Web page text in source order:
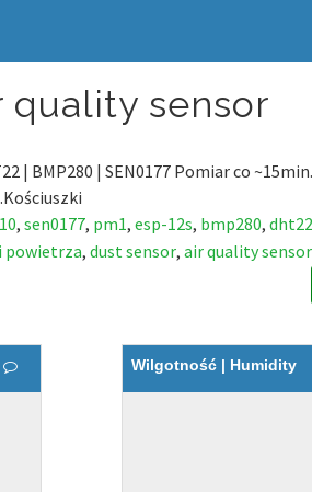
quality sensor
| BMP280 | SEN0177 Pomiar co
, sen0177, pm1, esp-12s, bmp280, dht22
powietrza, dust sensor, air quality sensor
Wilgotność | Humidity